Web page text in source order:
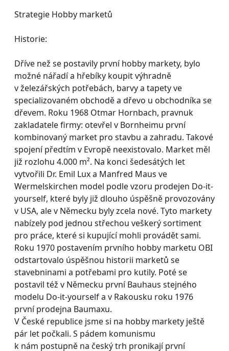
Strategie Hobby marketů
Historie:
Dříve než se postavily první hobby markety, bylo
možné nářadí a hřebíky koupit výhradně
v železářských potřebách, barvy a tapety ve
specializovaném obchodě a dřevo u obchodníka se
dřevem. Roku 1968 Otmar Hornbach, pravnuk
zakladatele firmy: otevřel v Bornheimu první
kombinovaný market pro stavbu a zahradu. Takové
spojení předtím v Evropě neexistovalo. Market měl
již rozlohu 4.000 m². Na konci šedesátých let
vytvořili Dr. Emil Lux a Manfred Maus ve
Wermelskirchen model podle vzoru prodejen Do-it-
yourself, které byly již dlouho úspěšně provozovány
v USA, ale v Německu byly zcela nové. Tyto markety
nabízely pod jednou střechou veškerý sortiment
pro práce, které si kupující mohli provádět sami.
Roku 1970 postavením prvního hobby marketu OBI
odstartovalo úspěšnou historii marketů se
stavebninami a potřebami pro kutily. Poté se
postavil též v Německu první Bauhaus stejného
modelu Do-it-yourself a v Rakousku roku 1976
první prodejna Baumaxu.
V České republice jsme si na hobby markety ještě
pár let počkali. S pádem komunismu
k nám postupně na český trh pronikají první